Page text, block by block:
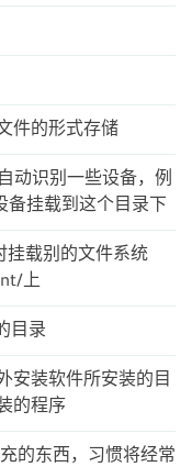
件的形式存储
动识别一些设备，例
备挂载到这个目录下
载别的文件系统
上
目录
装软件所安装的目
的程序
的东西，习惯将经常